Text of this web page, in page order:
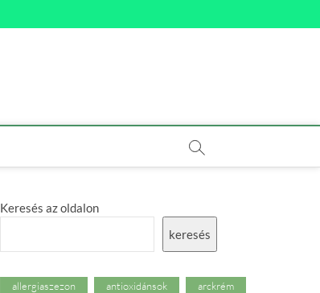
Keresés az oldalon
keresés
allergiaszezon antioxidánsok arckrém